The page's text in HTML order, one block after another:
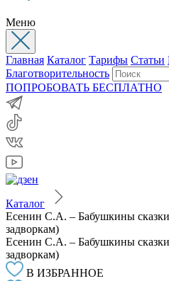
Меню
Главная Каталог Тарифы Статьи
Благотворительность
ПОПРОБОВАТЬ БЕСПЛАТНО
Каталог
Есенин С.А. – Бабушкины
задворкам)
Есенин С.А. – Бабушкины
задворкам)
В ИЗБРАННОЕ